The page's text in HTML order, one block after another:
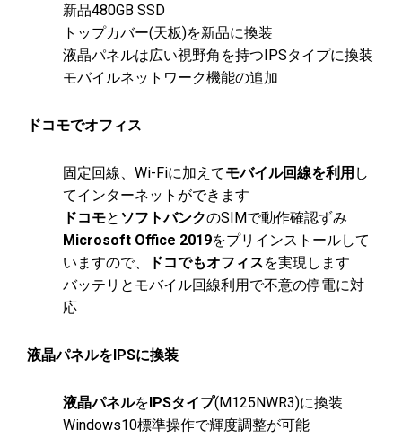
新品480GB SSD
トップカバー(天板)を新品に換装
液晶パネルは広い視野角を持つIPSタイプに換装
モバイルネットワーク機能の追加
ドコモでオフィス
固定回線、Wi-Fiに加えてモバイル回線を利用 し
てインターネットができます
ドコモと ソフトバンクのSIMで動作確認ずみ
Microsoft Office 2019をプリインストールして
いますので、
ドコでもオフィスを実現します
バッテリとモバイル回線利用で不意の停電に対
応
液晶パネルをIPSに換装
液晶パネルを IPSタイプ(M125NWR3)に換装
Windows10標準操作で輝度調整が可能